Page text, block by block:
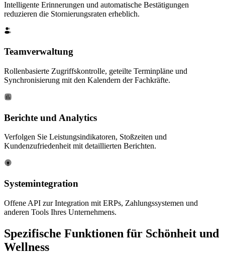
Intelligente Erinnerungen und automatische Bestätigungen
reduzieren die Stornierungsraten erheblich.
Teamverwaltung
Rollenbasierte Zugriffskontrolle, geteilte Terminpläne und
Synchronisierung mit den Kalendern der Fachkräfte.
Berichte und Analytics
Verfolgen Sie Leistungsindikatoren, Stoßzeiten und
Kundenzufriedenheit mit detaillierten Berichten.
Systemintegration
Offene API zur Integration mit ERPs, Zahlungssystemen und
anderen Tools Ihres Unternehmens.
Spezifische Funktionen für Schönheit und
Wellness